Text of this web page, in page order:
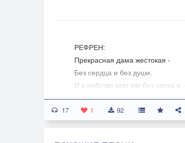
РЕФРЕН:
Прекрасная дама жестокая -
Без сердца и без души.
И в рабство взят ею без срока я -
Ля бэлль дам сон мерси.
1. Я встретил деву на лугу,
Она мне шла навстречу с гор.
17 1 92